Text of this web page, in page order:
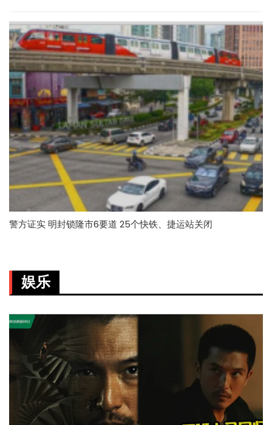
警方证实 明封锁隆市6要道 25个快铁、捷运站关闭
娱乐